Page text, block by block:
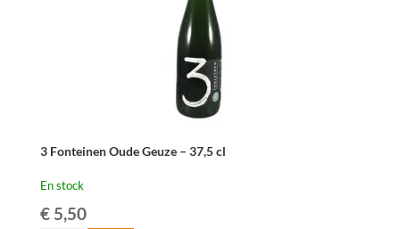
3 Fonteinen Oude Geuze – 37,5 cl
En stock
€5,50